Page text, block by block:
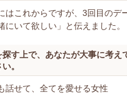
はこれからですが、3回目のデ
にいて欲しい」と伝えました。
探す上で、あなたが大事に考え
。
話せて、全てを愛せる女性